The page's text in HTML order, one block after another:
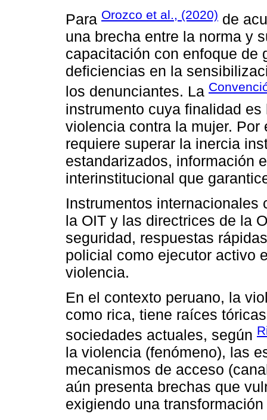
Para Orozco et al., (2020) de
una brecha entre la norma y
capacitación con enfoque de
deficiencias en la
los denunciantes. La
instrumento cuya finalidad
violencia contra la mujer.
requiere superar la inercia
estandarizados, información
interinstitucional que
Instrumentos internacionales
la OIT y las directrices de la
seguridad, respuestas
policial como ejecutor activo
violencia.
En el contexto peruano, la
como rica, tiene raíces
sociedades actuales, según
la violencia (fenómeno), las
mecanismos de acceso
aún presenta brechas que
exigiendo una